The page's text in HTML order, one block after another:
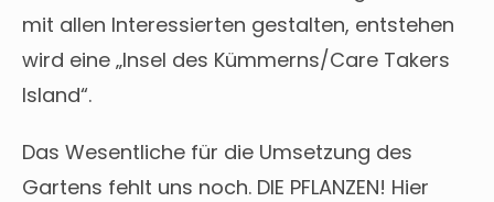
mit allen Interessierten gestalten, entstehen
wird eine „Insel des Kümmerns/Care Takers
Island“.
Das Wesentliche für die Umsetzung des
Gartens fehlt uns noch. DIE PFLANZEN! Hier